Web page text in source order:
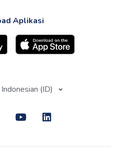
Aplikasi
Indonesian (ID)